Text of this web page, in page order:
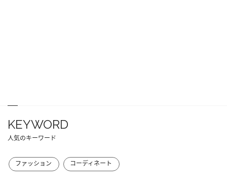
KEYWORD
人気のキーワード
ファッション コーディネート